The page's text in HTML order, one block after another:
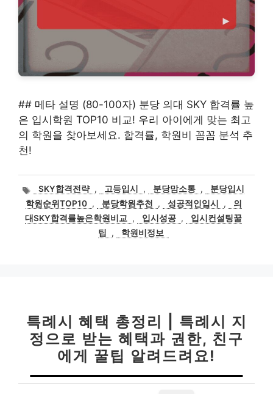
## 메타 설명 (80-100자) 분당 의대 SKY 합격률 높
은 입시학원 TOP10 비교! 우리 아이에게 맞는 최고
의 학원을 찾아보세요. 합격률, 학원비 꼼꼼 분석 추
천!
태
그
SKY합격전략 , 고등입시 , 분당맘소통 ,
분당입시
학원순위TOP10 , 분당학원추천 , 성공적인입시 ,
의
대SKY합격률높은학원비교
, 입시성공 ,
입시컨설팅꿀
팁
, 학원비정보
특례시 혜택 총정리 | 특례시 지
정으로 받는 혜택과 권한, 친구
에게 꿀팁 알려드려요!